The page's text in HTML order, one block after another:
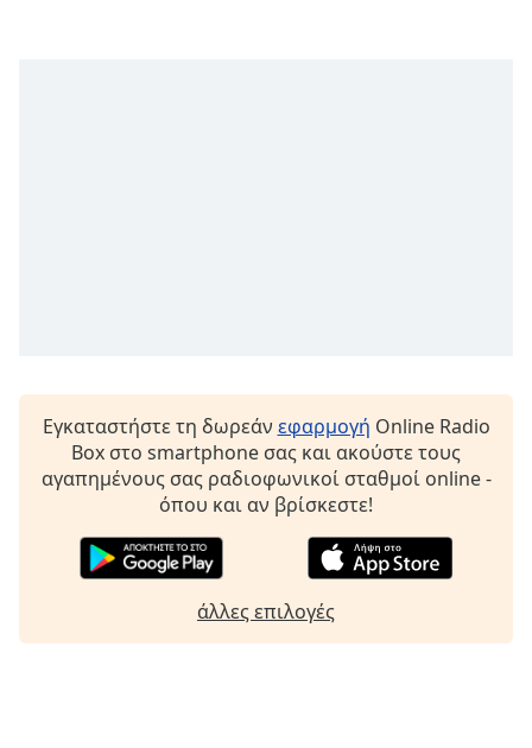
Εγκαταστήστε τη δωρεάν εφαρμογή Online Radio
Box στο smartphone σας και ακούστε τους
αγαπημένους σας ραδιοφωνικοί σταθμοί online -
όπου και αν βρίσκεστε!
άλλες επιλογές